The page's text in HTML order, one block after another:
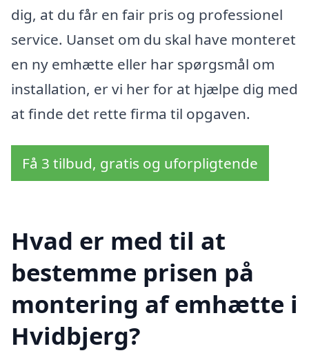
dig, at du får en fair pris og professionel
service. Uanset om du skal have monteret
en ny emhætte eller har spørgsmål om
installation, er vi her for at hjælpe dig med
at finde det rette firma til opgaven.
Få 3 tilbud, gratis og uforpligtende
Hvad er med til at
bestemme prisen på
montering af emhætte i
Hvidbjerg?